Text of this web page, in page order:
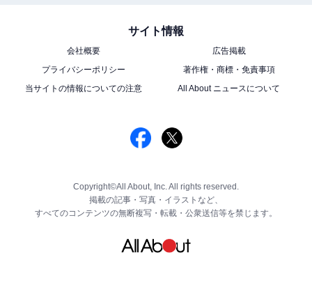
サイト情報
会社概要
広告掲載
プライバシーポリシー
著作権・商標・免責事項
当サイトの情報についての注意
All About ニュースについて
Copyright©All About, Inc. All rights reserved.
掲載の記事・写真・イラストなど、
すべてのコンテンツの無断複写・転載・公衆送信等を禁じます。